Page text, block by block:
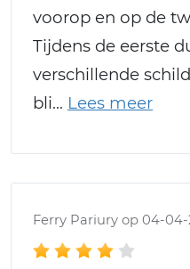
voorop en op de
Tijdens de eerste
verschillende
bli
Ferry Pariury op 04-04-